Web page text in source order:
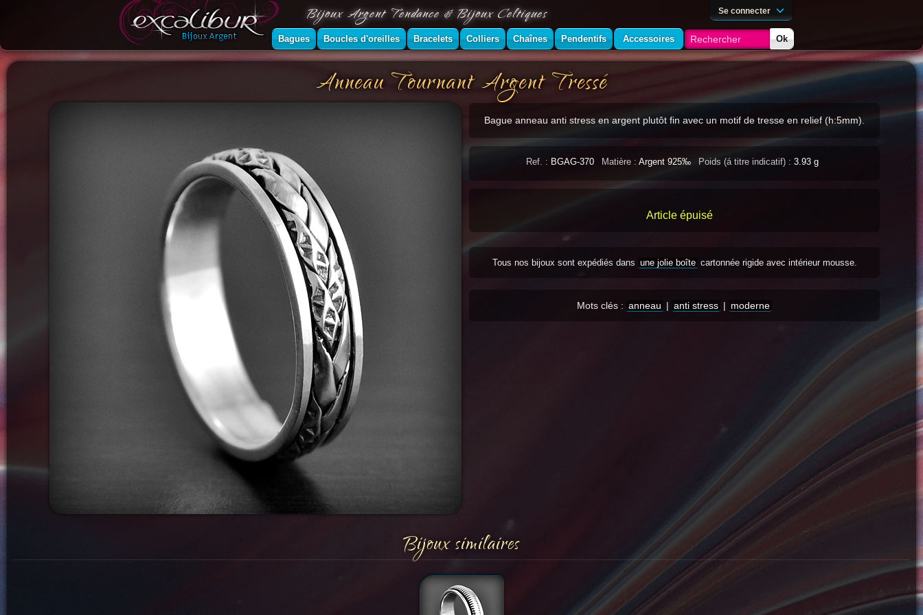
Anneau Tournant Argent Tressé
Bague anneau anti stress en argent plutôt fin avec un motif de tresse en relief (h:5mm).
Ref. : BGAG-370 Matière : Argent 925‰ Poids (á titre indicatif) : 3.93 g
Article épuisé
Tous nos bijoux sont expédiés dans une jolie boîte cartonnée rigide avec intérieur mousse.
Mots clés : anneau | anti stress | moderne
Bijoux similaires
Bijoux Argent Tendance & Bijoux Celtiques Se connecter
Bagues Boucles d'oreilles Bracelets Colliers Chaînes Pendentifs Accessoires Ok